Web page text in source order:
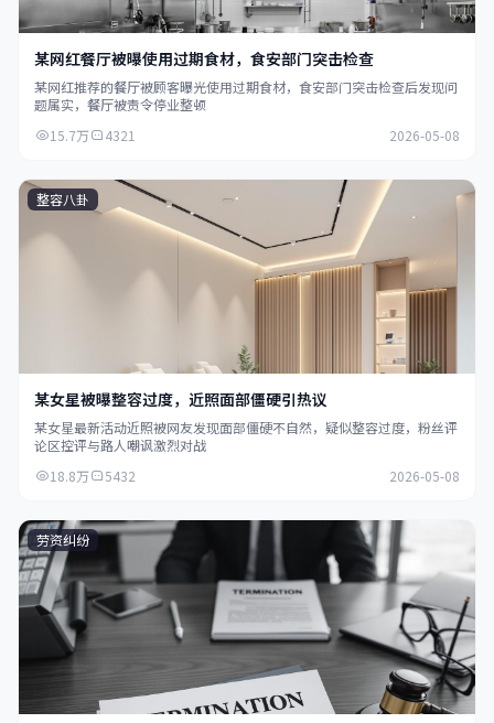
某网红餐厅被曝使用过期食材，食安部门突击检查
某网红推荐的餐厅被顾客曝光使用过期食材，食安部门突击检查后发现问
题属实，餐厅被责令停业整顿
15.7万
4321 2026-05-08
整容八卦
某女星被曝整容过度，近照面部僵硬引热议
某女星最新活动近照被网友发现面部僵硬不自然，疑似整容过度，粉丝评
论区控评与路人嘲讽激烈对战
18.8万
5432 2026-05-08
劳资纠纷